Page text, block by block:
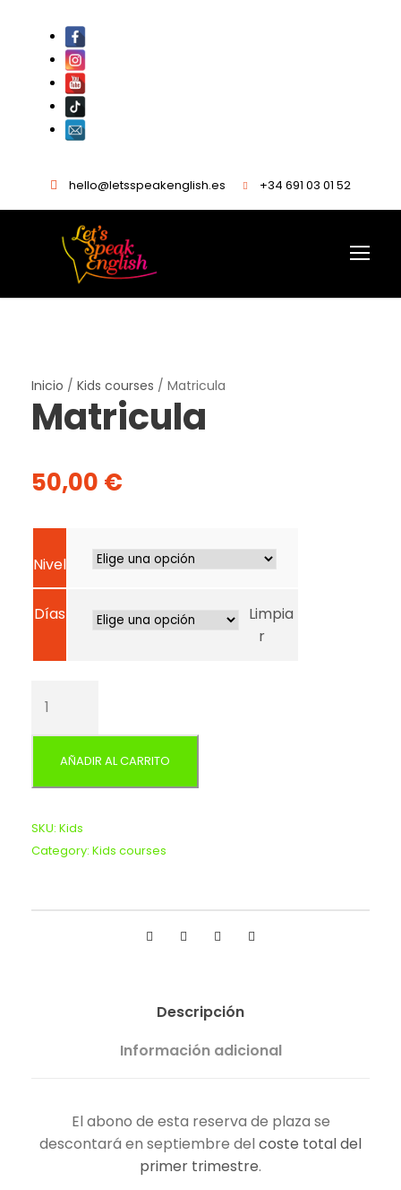
hello@letsspeakenglish.es +34 691 03 01 52
Inicio / Kids courses / Matricula
Matricula
50,00 €
Nivel
Días
Limpia
r
t
u
l
a
AÑADIR AL CARRITO
SKU: Kids
Category: Kids courses
Descripción
Información adicional
El abono de esta reserva de plaza se
descontará en septiembre del coste total del
primer trimestre.